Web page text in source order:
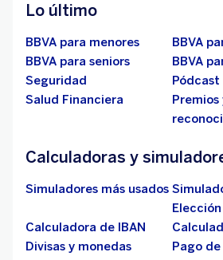
Lo último
BBVA para menores
BBVA
BBVA para seniors
BBVA
Seguridad
Pódcast
Salud Financiera
Premios
Calculadoras y
Simuladores más usados
Elección
Calculadora de IBAN
Divisas y monedas
Pago